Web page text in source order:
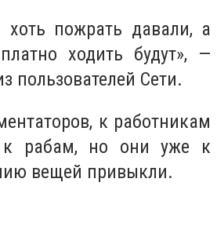
пожрать давали, а
ходить будут», —
пользователей Сети.
к работникам
к рабам, но они уже к
вещей привыкли.